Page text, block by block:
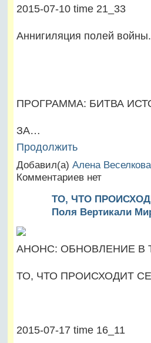
2015-07-10 time 21_33
Аннигиляция полей войны.
ПРОГРАММА: БИТВА
ЗА…
Продолжить
Добавил(а) Алена Веселкова
Комментариев нет
ТО, ЧТО
Поля Вертикали
АНОНС: ОБНОВЛЕНИЕ В
ТО, ЧТО ПРОИСХОДИТ
2015-07-17 time 16_11